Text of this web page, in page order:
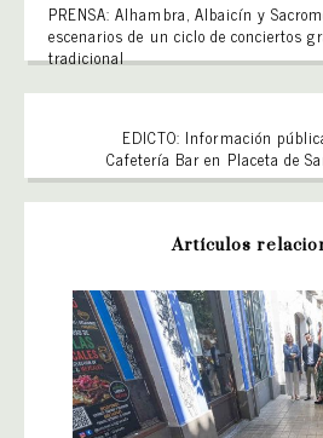
PRENSA: Alhambra, Albaicín y
escenarios de un ciclo de conciertos
tradicional
EDICTO: Información
Cafetería Bar en Placeta de
Artículos